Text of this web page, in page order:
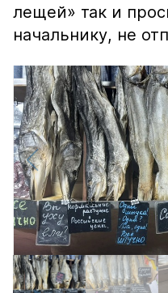
лещей» так и
начальнику, не